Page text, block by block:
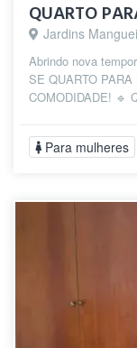
Jardins
Abrindo nova
SE QUARTO
COMODIDADE! 🔹
Para mulheres